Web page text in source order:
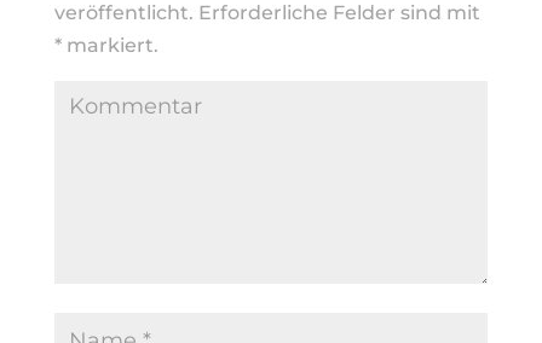
veröffentlicht. Erforderliche Felder sind mit
*markiert.